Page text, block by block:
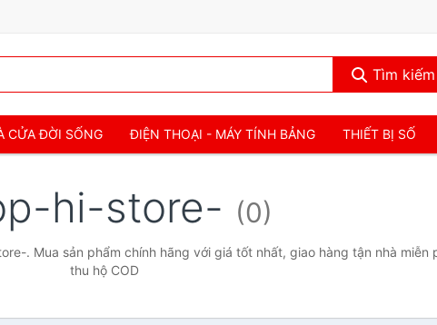
Tìm kiếm
CỬA ĐỜI SỐNG ĐIỆN THOẠI - MÁY TÍNH BẢNG THIẾT BỊ SỐ
hi-store- (0)
. Mua sản phẩm chính hãng với giá tốt nhất, giao hàng tận nhà miễn
thu hộ COD